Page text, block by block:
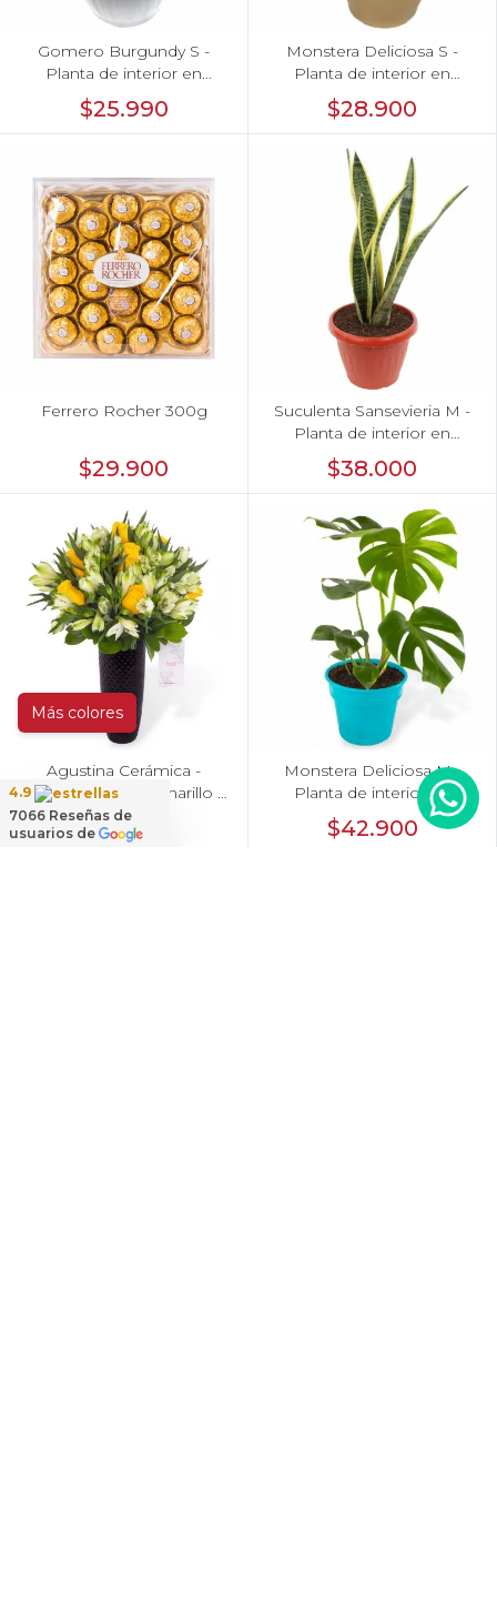
Gomero Burgundy S -
Planta de interior en
macetero
$25.990
Monstera Deliciosa S -
Planta de interior en
macetero
$28.900
Ferrero Rocher 300g
$29.900
Suculenta Sansevieria M -
Planta de interior en
macetero
$38.000
Más colores
Agustina Cerámica -
Arreglo 10 rosas amarillo y
astromelia
$40.000
Monstera Deliciosa M -
Planta de interior en
macetero
$42.900
4.9
7066 Reseñas de
usuarios de